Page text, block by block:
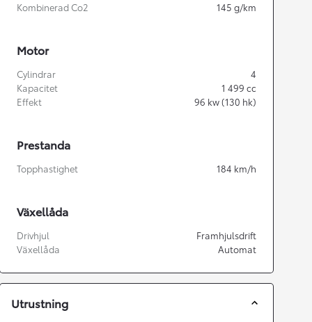
Kombinerad Co2 145 g/km
Motor
Cylindrar
4
Kapacitet
1 499 cc
Effekt
96 kw (130 hk)
Prestanda
Topphastighet 184 km/h
Växellåda
Drivhjul
Framhjulsdrift
Växellåda
Automat
Utrustning